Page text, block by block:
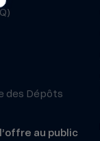
des Dépôts
au public